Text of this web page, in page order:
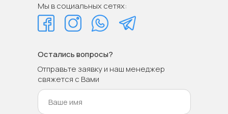
Мы в социальных сетях:
Остались вопросы?
Отправьте заявку и наш менеджер
свяжется с Вами